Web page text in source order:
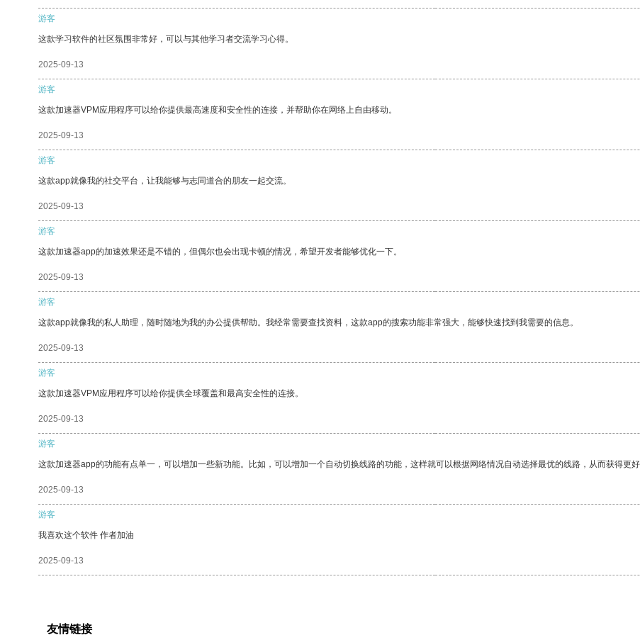
游客
这款学习软件的社区氛围非常好，可以与其他学习者交流学习心得。
2025-09-13
游客
这款加速器VPM应用程序可以给你提供最高速度和安全性的连接，并帮助你在网络上自由移动。
2025-09-13
游客
这款app就像我的社交平台，让我能够与志同道合的朋友一起交流。
2025-09-13
游客
这款加速器app的加速效果还是不错的，但偶尔也会出现卡顿的情况，希望开发者能够优化一下。
2025-09-13
游客
这款app就像我的私人助理，随时随地为我的办公提供帮助。我经常需要查找资料，这款app的搜索功能非常强大，能够快速找到我需要的信息。
2025-09-13
游客
这款加速器VPM应用程序可以给你提供全球覆盖和最高安全性的连接。
2025-09-13
游客
这款加速器app的功能有点单一，可以增加一些新功能。比如，可以增加一个自动切换线路的功能，这样就可以根据网络情况自动选择最优的线路，从而获得更好
2025-09-13
游客
我喜欢这个软件 作者加油
2025-09-13
友情链接